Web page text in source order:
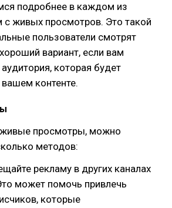
подробнее в каждом из
с живых просмотров. Это такой
пользователи смотрят
вариант, если вам
которая будет
контенте.
живые просмотры, можно
методов:
рекламу в других каналах
может помочь привлечь
которые